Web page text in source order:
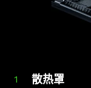
1 散热罩